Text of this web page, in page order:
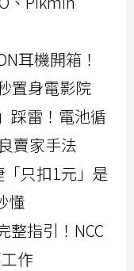
耳機開箱！
置身電影院
踩雷！電池循
賣家手法
只扣1元」是
懂
整指引！NCC
作